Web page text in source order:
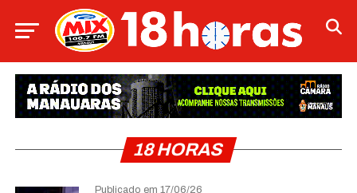
18 HORAS
Publicado em 17/06/26